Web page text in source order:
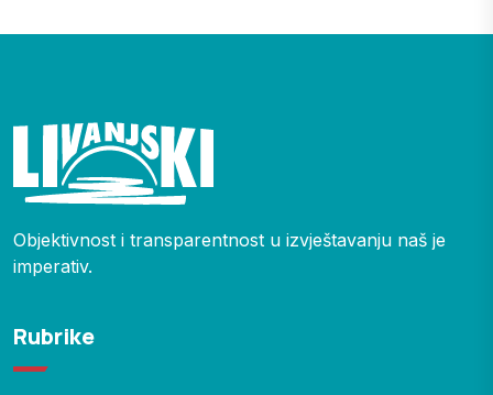
Objektivnost i transparentnost u izvještavanju naš je
imperativ.
Rubrike